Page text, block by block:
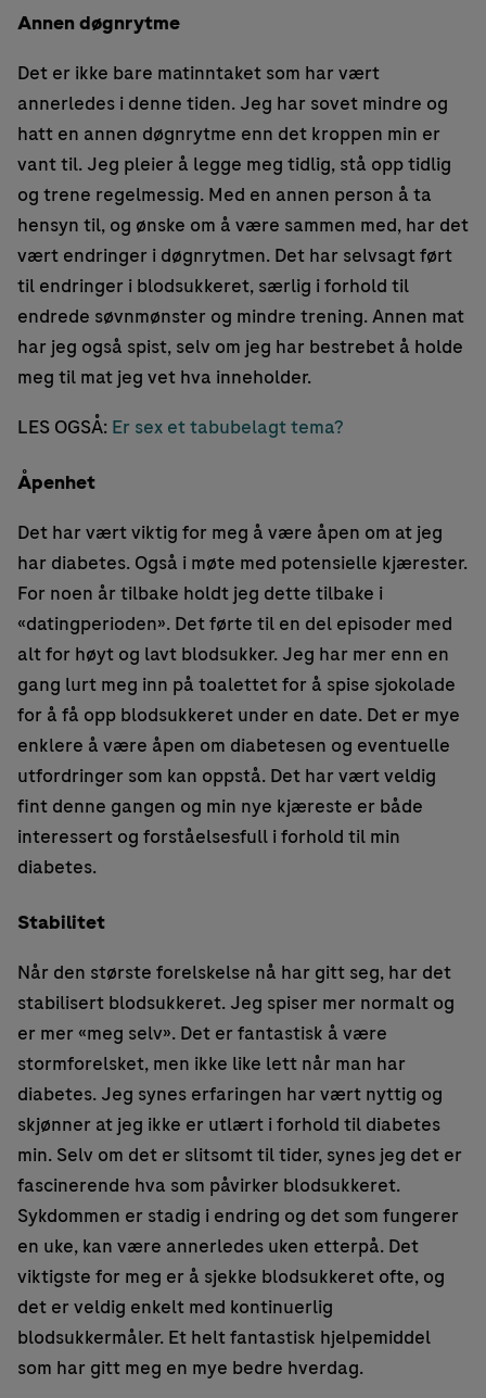
Annen døgnrytme
Det er ikke bare matinntaket som har vært
annerledes i denne tiden. Jeg har sovet mindre og
hatt en annen døgnrytme enn det kroppen min er
vant til. Jeg pleier å legge meg tidlig, stå opp tidlig
og trene regelmessig. Med en annen person å ta
hensyn til, og ønske om å være sammen med, har det
vært endringer i døgnrytmen. Det har selvsagt ført
til endringer i blodsukkeret, særlig i forhold til
endrede søvnmønster og mindre trening. Annen mat
har jeg også spist, selv om jeg har bestrebet å holde
meg til mat jeg vet hva inneholder.
LES OGSÅ: Er sex et tabubelagt tema?
Åpenhet
Det har vært viktig for meg å være åpen om at jeg
har diabetes. Også i møte med potensielle kjærester.
For noen år tilbake holdt jeg dette tilbake i
«datingperioden». Det førte til en del episoder med
alt for høyt og lavt blodsukker. Jeg har mer enn en
gang lurt meg inn på toalettet for å spise sjokolade
for å få opp blodsukkeret under en date. Det er mye
enklere å være åpen om diabetesen og eventuelle
utfordringer som kan oppstå. Det har vært veldig
fint denne gangen og min nye kjæreste er både
interessert og forståelsesfull i forhold til min
diabetes.
Stabilitet
Når den største forelskelse nå har gitt seg, har det
stabilisert blodsukkeret. Jeg spiser mer normalt og
er mer «meg selv». Det er fantastisk å være
stormforelsket, men ikke like lett når man har
diabetes. Jeg synes erfaringen har vært nyttig og
skjønner at jeg ikke er utlært i forhold til diabetes
min. Selv om det er slitsomt til tider, synes jeg det er
fascinerende hva som påvirker blodsukkeret.
Sykdommen er stadig i endring og det som fungerer
en uke, kan være annerledes uken etterpå. Det
viktigste for meg er å sjekke blodsukkeret ofte, og
det er veldig enkelt med kontinuerlig
blodsukkermåler. Et helt fantastisk hjelpemiddel
som har gitt meg en mye bedre hverdag.